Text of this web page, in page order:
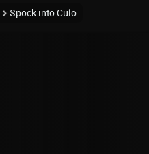
Spock into Culo